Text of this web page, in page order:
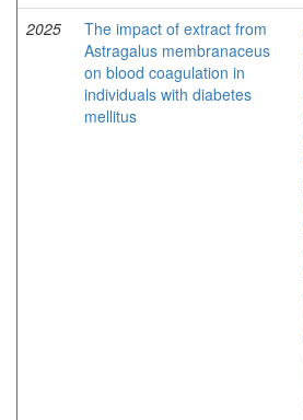
2025
The impact of extract from
Astragalus membranaceus
on blood coagulation in
individuals with diabetes
mellitus